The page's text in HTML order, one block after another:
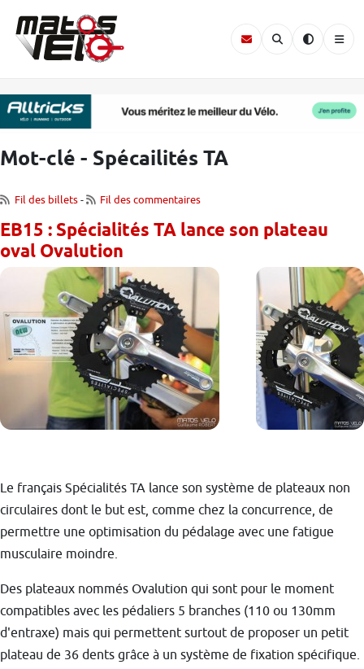
Mot-clé - Spécailités TA
Fil des billets- Fil des commentaires
EB15 : Spécialités TA lance son plateau
oval Ovalution
Le français Spécialités TA lance son système de plateaux non
circulaires dont le but est, comme chez la concurrence, de
permettre une optimisation du pédalage avec une fatigue
musculaire moindre.
Des plateaux nommés Ovalution qui sont pour le moment
compatibles avec les pédaliers 5 branches (110 ou 130mm
d'entraxe) mais qui permettent surtout de proposer un petit
plateau de 36 dents grâce à un système de fixation spécifique.